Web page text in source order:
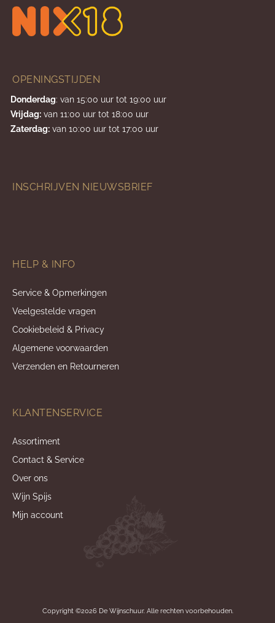
OPENINGSTIJDEN
Donderdag: van 15:00 uur tot 19:00 uur
Vrijdag: van 11:00 uur tot 18:00 uur
Zaterdag: van 10:00 uur tot 17:00 uur
INSCHRIJVEN NIEUWSBRIEF
HELP & INFO
Service & Opmerkingen
Veelgestelde vragen
Cookiebeleid & Privacy
Algemene voorwaarden
Verzenden en Retourneren
KLANTENSERVICE
Assortiment
Contact & Service
Over ons
Wijn Spijs
Mijn account
Copyright ©2026 De Wijnschuur. Alle rechten voorbehouden.